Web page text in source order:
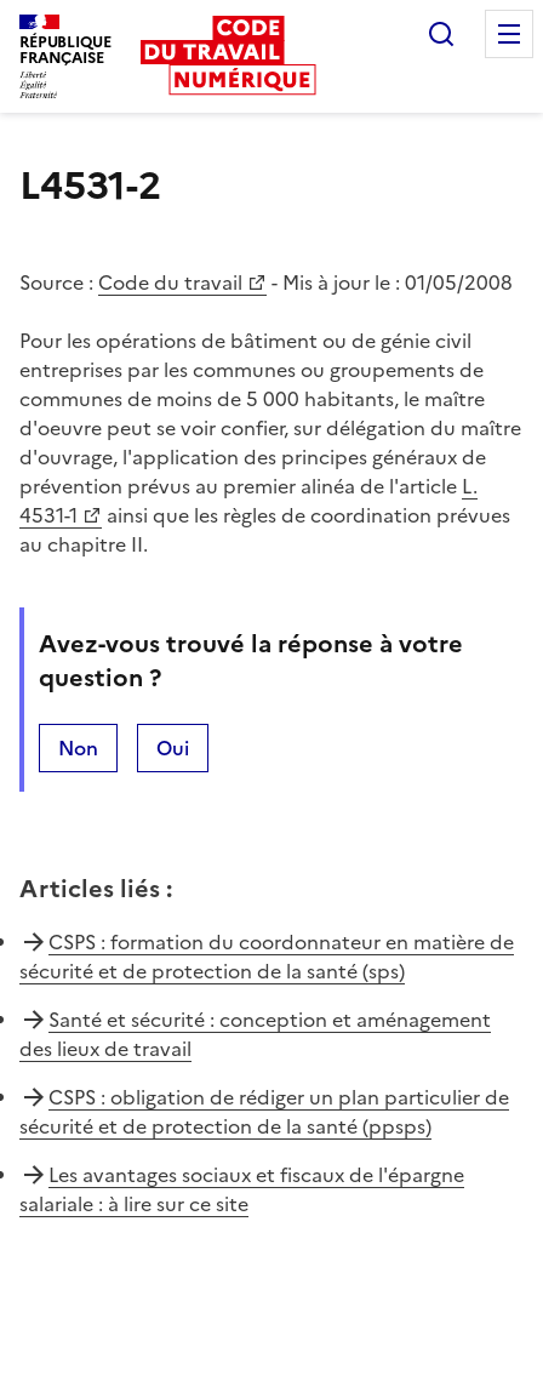
RÉPUBLIQUE
FRANÇAISE
L4531-2
Source : Code du travail - Mis à jour le : 01/05/2008
Pour les opérations de bâtiment ou de génie civil
entreprises par les communes ou groupements de
communes de moins de 5 000 habitants, le maître
d'oeuvre peut se voir confier, sur délégation du maître
d'ouvrage, l'application des principes généraux de
prévention prévus au premier alinéa de l'article L.
4531-1
ainsi que les règles de coordination prévues
au chapitre II.
Avez-vous trouvé la réponse à votre
question ?
Non Oui
Articles liés :
CSPS : formation du coordonnateur en matière de
sécurité et de protection de la santé (sps)
Santé et sécurité : conception et aménagement
des lieux de travail
CSPS : obligation de rédiger un plan particulier de
sécurité et de protection de la santé (ppsps)
Les avantages sociaux et fiscaux de l'épargne
salariale : à lire sur ce site